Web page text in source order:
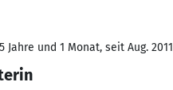
Jahre und 1 Monat, seit Aug. 2011